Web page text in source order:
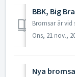
BBK, Big
Ons, 21 nov.,
Nya